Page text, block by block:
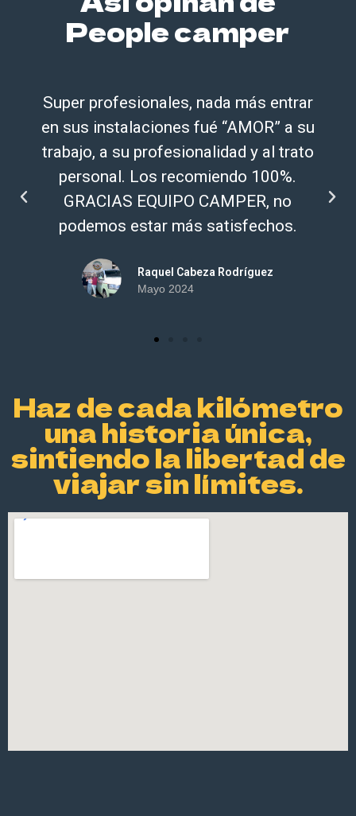
People camper
Llevo ya dos años con mi furgoneta y
estoy encantadísimo con ella. José te
asesora de maravilla antes y después
de obtenerla. Repetiría y seguramente
repita.
Abril 2024
⁠Haz de cada kilómetro
una historia única,
sintiendo la libertad de
viajar sin límites.